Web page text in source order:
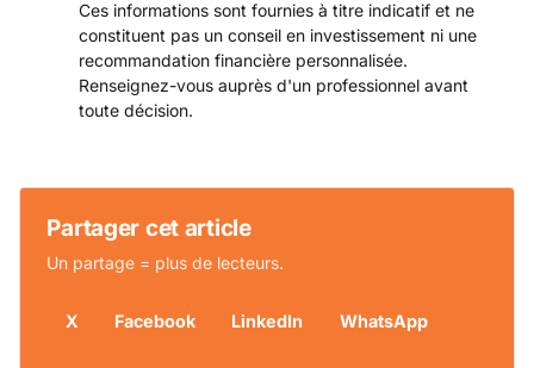
Ces informations sont fournies à titre indicatif et ne
constituent pas un conseil en investissement ni une
recommandation financière personnalisée.
Renseignez-vous auprès d'un professionnel avant
toute décision.
Partager cet article
Un partage = plus de lecteurs.
X Facebook LinkedIn WhatsApp